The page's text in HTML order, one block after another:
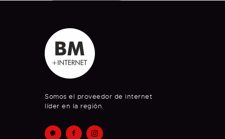
Somos el proveedor de internet
líder en la región.